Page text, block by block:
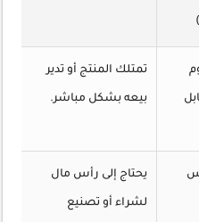
تمتلك المنتج أو تدير
بيعه بشكل مباشر.
يحتاج إلى رأس مال
لشراء أو تصنيع